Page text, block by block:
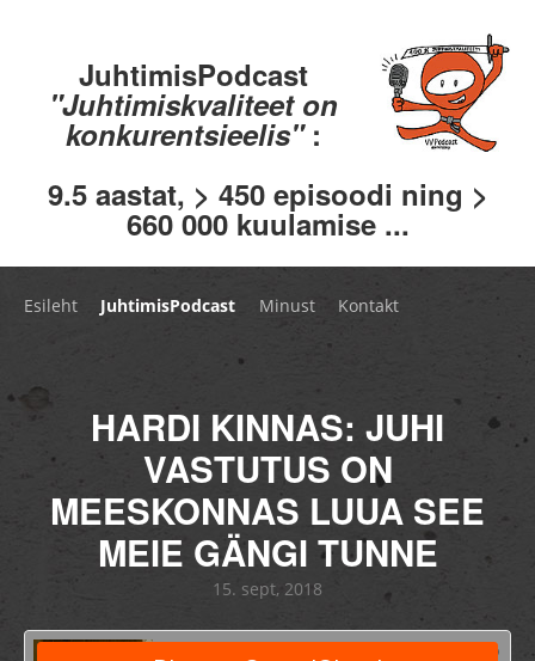
JuhtimisPodcast
"Juhtimiskvaliteet on
konkurentsieelis" :
9.5 aastat, > 450 episoodi ning >
660 000 kuulamise ...
Esileht JuhtimisPodcast Minust Kontakt
HARDI KINNAS: JUHI
VASTUTUS ON
MEESKONNAS LUUA SEE
MEIE GÄNGI TUNNE
15. sept, 2018